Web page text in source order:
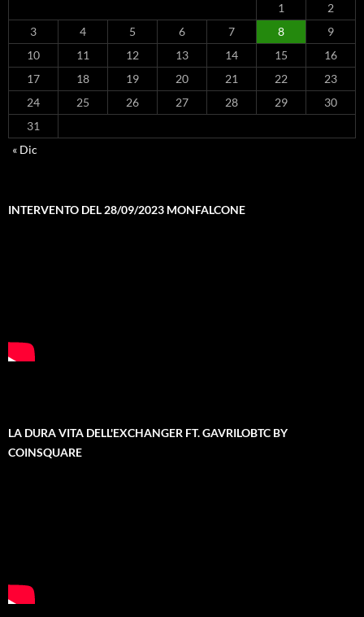
1
2
3
4 5 6 7 8
9
10
11 12 13 14 15
16
17
18 19 20 21 22
23
24
25 26 27 28 29
30
31
« Dic
INTERVENTO DEL 28/09/2023 MONFALCONE
LA DURA VITA DELL'EXCHANGER FT. GAVRILOBTC BY
COINSQUARE